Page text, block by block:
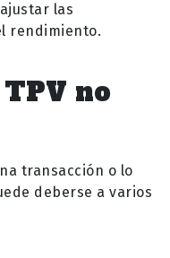
las
rendimiento.
no
transacción o lo
deberse a varios